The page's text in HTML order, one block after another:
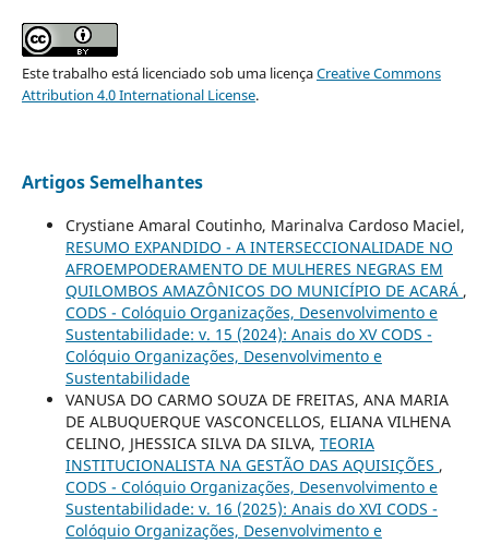
Este trabalho está licenciado sob uma licençaCreative Commons
Attribution 4.0 International License.
Artigos Semelhantes
Crystiane Amaral Coutinho, Marinalva Cardoso Maciel,
RESUMO EXPANDIDO - A INTERSECCIONALIDADE NO
AFROEMPODERAMENTO DE MULHERES NEGRAS EM
QUILOMBOS AMAZÔNICOS DO MUNICÍPIO DE ACARÁ ,
CODS - Colóquio Organizações, Desenvolvimento e
Sustentabilidade: v. 15 (2024): Anais do XV CODS -
Colóquio Organizações, Desenvolvimento e
Sustentabilidade
VANUSA DO CARMO SOUZA DE FREITAS, ANA MARIA
DE ALBUQUERQUE VASCONCELLOS, ELIANA VILHENA
CELINO, JHESSICA SILVA DA SILVA, TEORIA
INSTITUCIONALISTA NA GESTÃO DAS AQUISIÇÕES ,
CODS - Colóquio Organizações, Desenvolvimento e
Sustentabilidade: v. 16 (2025): Anais do XVI CODS -
Colóquio Organizações, Desenvolvimento e